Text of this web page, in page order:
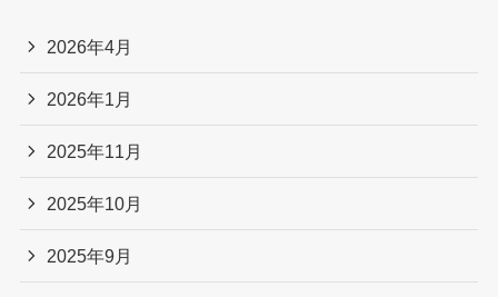
2026年4月
2026年1月
2025年11月
2025年10月
2025年9月